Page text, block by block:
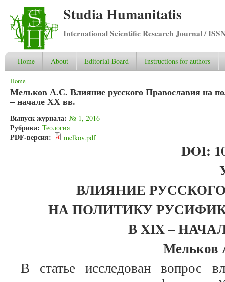
Studia Humanitatis
International Scientific Research Journal /
Home About Editorial Board Instructions for authors
You are here
Home
Мельков А.С. Влияние русского Православия на
– начале ХХ вв.
Выпуск журнала: № 1, 2016
Рубрика: Теология
PDF-версия: melkov.pdf
DOI:
ВЛИЯНИЕ
НА ПОЛИТИКУ
В XIX –
Мельков
В статье исследован вопрос